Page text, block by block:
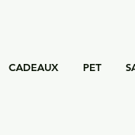
CADEAUX PET